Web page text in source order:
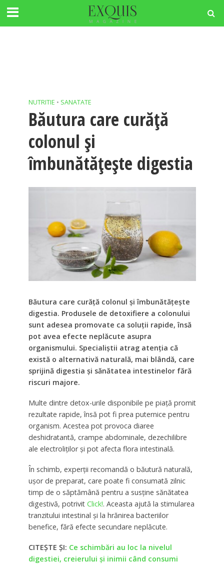
NUTRITIE • SANATATE
Băutura care curăță
colonul și
îmbunătățește digestia
Băutura care curăță colonul și îmbunătățește
digestia. Produsele de detoxifiere a colonului
sunt adesea promovate ca soluții rapide, însă
pot avea efecte neplăcute asupra
organismului. Specialiștii atrag atenția că
există o alternativă naturală, mai blândă, care
sprijină digestia și sănătatea intestinelor fără
riscuri majore.
Multe dintre detox-urile disponibile pe piață promit
rezultate rapide, însă pot fi prea puternice pentru
organism. Acestea pot provoca diaree
deshidratantă, crampe abdominale, dezechilibre
ale electroliților și pot afecta flora intestinală.
În schimb, experții recomandă o băutură naturală,
ușor de preparat, care poate fi consumată zilnic
timp de o săptămână pentru a susține sănătatea
digestivă, potrivit Click!. Aceasta ajută la stimularea
tranzitului intestinal și la hrănirea bacteriilor
benefice, fără efecte secundare neplăcute.
CITEȘTE ȘI: Ce schimbări au loc la nivelul
digestiei, creierului și inimii când consumi